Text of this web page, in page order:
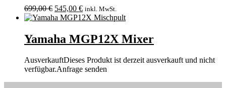
699,00€ 545,00 € inkl. MwSt.
Yamaha MGP12X Mixer
AusverkauftDieses Produkt ist derzeit ausverkauft und nicht
verfügbar.Anfrage senden